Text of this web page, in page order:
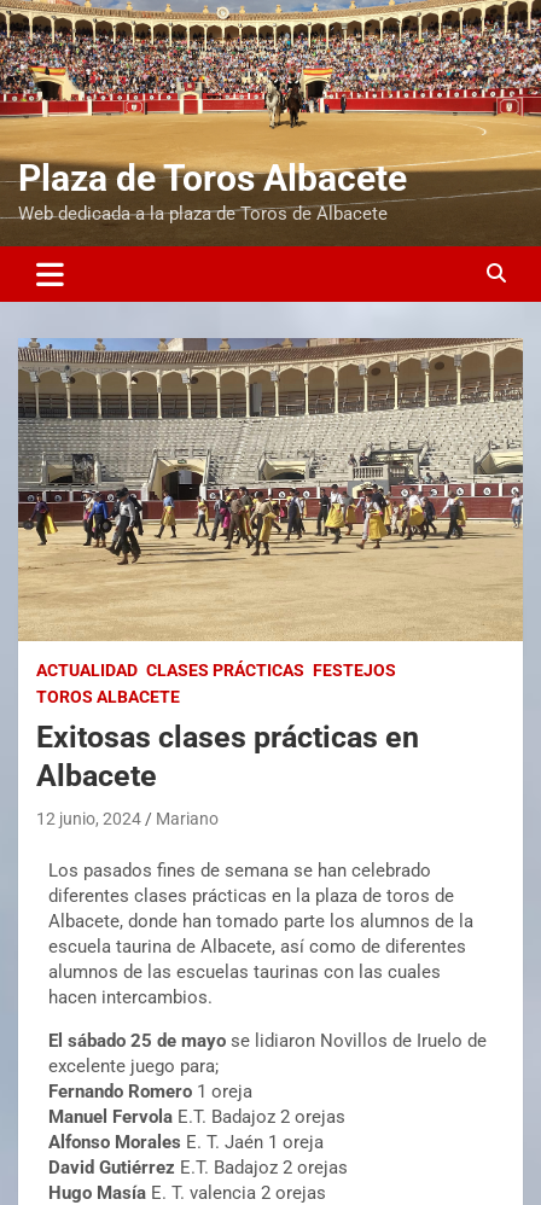
Plaza de Toros Albacete
Web dedicada a la plaza de Toros de Albacete
ACTUALIDAD CLASES PRÁCTICAS FESTEJOS
TOROS ALBACETE
Exitosas clases prácticas en
Albacete
12 junio, 2024 Mariano
Los pasados fines de semana se han celebrado
diferentes clases prácticas en la plaza de toros de
Albacete, donde han tomado parte los alumnos de la
escuela taurina de Albacete, así como de diferentes
alumnos de las escuelas taurinas con las cuales
hacen intercambios.
El sábado 25 de mayo se lidiaron Novillos de Iruelo de
excelente juego para;
Fernando Romero 1 oreja
Manuel Fervola E.T. Badajoz 2 orejas
Alfonso Morales E. T. Jaén 1 oreja
David Gutiérrez E.T. Badajoz 2 orejas
Hugo Masía E. T. valencia 2 orejas